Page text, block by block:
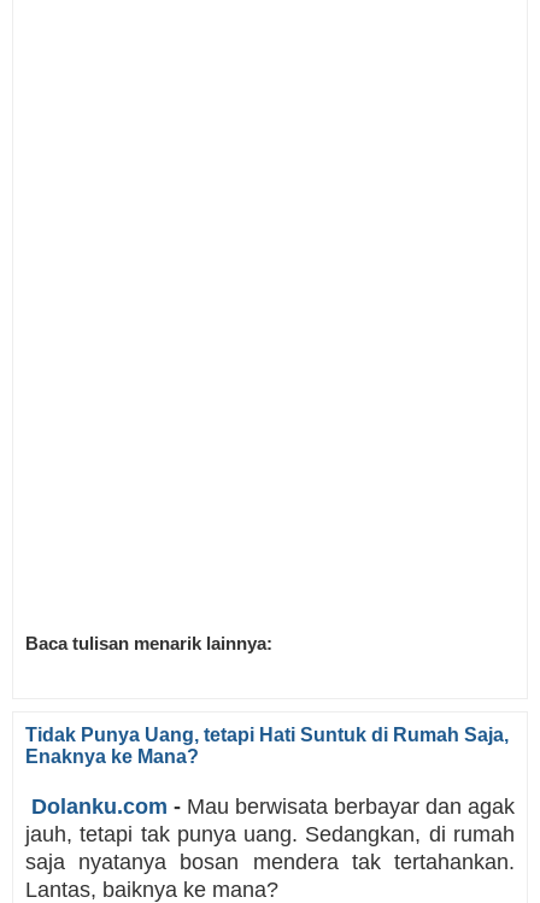
Baca tulisan menarik lainnya:
Tidak Punya Uang, tetapi Hati Suntuk di Rumah Saja,
Enaknya ke Mana?
Dolanku.com - Mau berwisata berbayar dan agak
jauh, tetapi tak punya uang. Sedangkan, di rumah
saja nyatanya bosan mendera tak tertahankan.
Lantas, baiknya ke mana?